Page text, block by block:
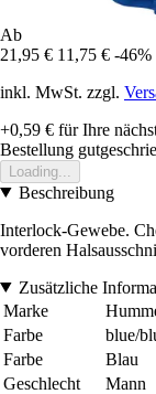
Ab
21,95 € 11,75 € -46%
inkl. MwSt. zzgl.
+0,59 € für Ihre
Bestellung
Loading...
Beschreibung
Interlock-Gewebe.
vorderen
Zusätzliche
Marke
Farbe
blue/
Farbe
Blau
Geschlecht
Mann